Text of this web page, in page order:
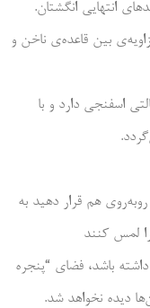
انتهایی انگشتان.
بین قاعده­‌ی ناخن و
اسفنجی دارد و با
روبه‌­روی هم قرار دهید به
لمس کنند
باشد، فضای “پنجره­‌
دیده نخواهد شد.